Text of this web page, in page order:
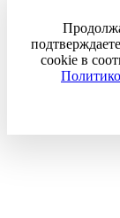
cookie в